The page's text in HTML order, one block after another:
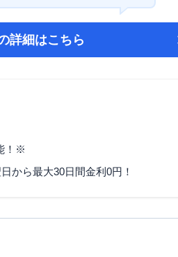
詳細はこちら
！※
から最大30日間金利0円！